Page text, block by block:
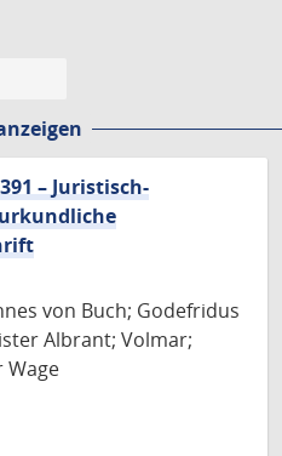
– Juristisch-
von Buch; Godefridus
Albrant; Volmar;
Wage